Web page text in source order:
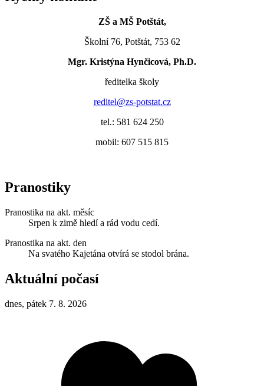
ZŠ a MŠ Potštát,
Školní 76, Potštát, 753 62
Mgr. Kristýna Hynčicová, Ph.D.
ředitelka školy
reditel@zs-potstat.cz
tel.: 581 624 250
mobil: 607 515 815
Pranostiky
Pranostika na akt. měsíc
Srpen k zimě hledí a rád vodu cedí.
Pranostika na akt. den
Na svatého Kajetána otvírá se stodol brána.
Aktuální počasí
dnes, pátek 7. 8. 2026